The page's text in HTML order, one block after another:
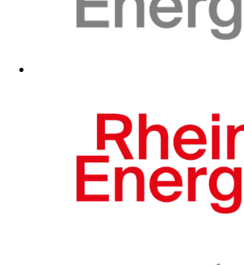
Zum Fanshop